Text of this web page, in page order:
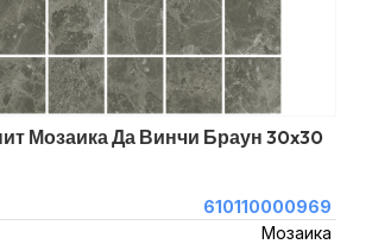
Мозаика Да Винчи Браун 30x30
610110000969
Мозаика